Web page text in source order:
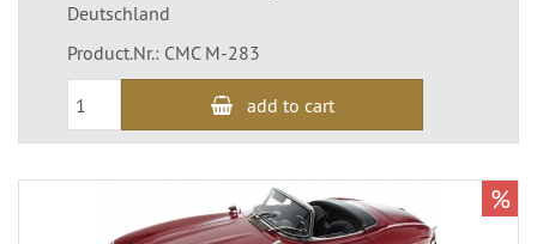
Deutschland
Product.Nr.: CMC M-283
add to cart
%